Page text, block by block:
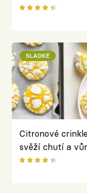
SLADKÉ
Citronové
svěží chutí a